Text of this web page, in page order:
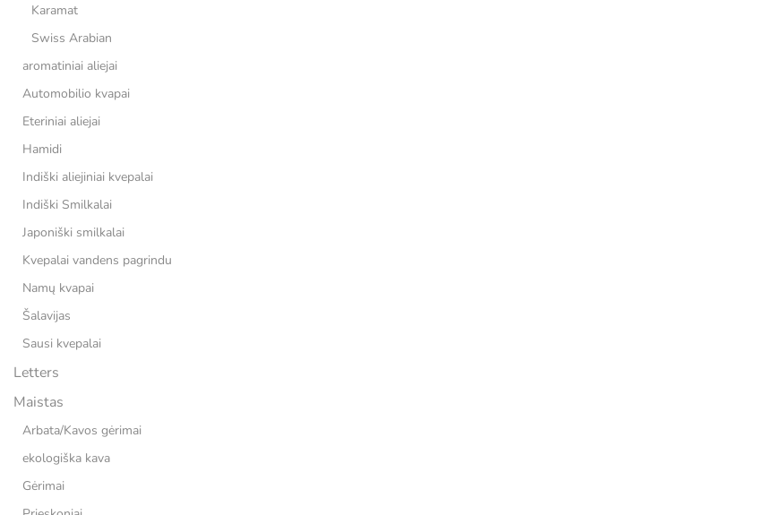
Karamat
Swiss Arabian
aromatiniai aliejai
Automobilio kvapai
Eteriniai aliejai
Hamidi
Indiški aliejiniai kvepalai
Indiški Smilkalai
Japoniški smilkalai
Kvepalai vandens pagrindu
Namų kvapai
Šalavijas
Sausi kvepalai
Letters
Maistas
Arbata/Kavos gėrimai
ekologiška kava
Gėrimai